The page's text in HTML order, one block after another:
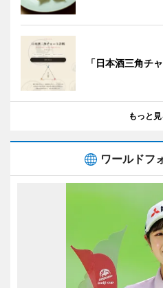
「日本酒三角チ
もっと見
ワールドフ